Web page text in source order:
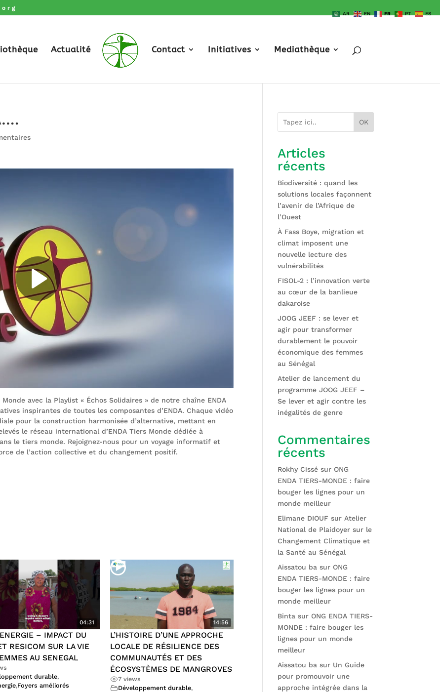
Actualité Contact Initiatives Mediathèque
avec la Playlist « Échos Solidaires » de notre chaîne ENDA
inspirantes de toutes les composantes d’ENDA. Chaque vidéo
pour la construction harmonisée d’alternative, mettant en
le réseau international d’ENDA Tiers Monde dédiée à
le tiers monde. Rejoignez-nous pour un voyage informatif et
de l’action collective et du changement positif.
04:31
– IMPACT DU
RESICOM SUR LA VIE
AU SENEGAL
durable,
,Foyers améliorés
14:56
L’HISTOIRE D’UNE APPROCHE
LOCALE DE RÉSILIENCE DES
COMMUNAUTÉS ET DES
ÉCOSYSTÈMES DE MANGROVES
7 views
Développement durable,
OK
Articles
récents
Biodiversité : quand les
solutions locales façonnent
l’avenir de l’Afrique de
l’Ouest
À Fass Boye, migration et
climat imposent une
nouvelle lecture des
vulnérabilités
FISOL-2 : l’innovation verte
au cœur de la banlieue
dakaroise
JOOG JEEF : se lever et
agir pour transformer
durablement le pouvoir
économique des femmes
au Sénégal
Atelier de lancement du
programme JOOG JEEF –
Se lever et agir contre les
inégalités de genre
Commentaires
récents
Rokhy Cissé sur ONG
ENDA TIERS-MONDE : faire
bouger les lignes pour un
monde meilleur
Elimane DIOUF surAtelier
National de Plaidoyer sur le
Changement Climatique et
la Santé au Sénégal
Aissatou ba sur ONG
ENDA TIERS-MONDE : faire
bouger les lignes pour un
monde meilleur
Binta sur ONG ENDA TIERS-
MONDE : faire bouger les
lignes pour un monde
meilleur
Aissatou ba sur Un Guide
pour promouvoir une
approche intégrée dans la
AR EN FR PT ES